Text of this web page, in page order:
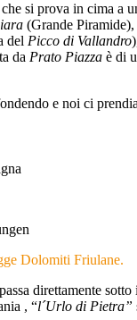
si prova in cima a
(Grande
del Picco di Vallandro
da Prato Piazza è di
e noi ci
Dolomiti Friulane.
direttamente
, “l´Urlo di Pietra”